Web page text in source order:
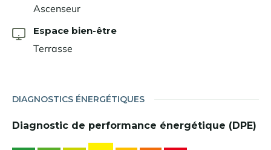
Ascenseur
Espace bien-être
Terrasse
DIAGNOSTICS ÉNERGÉTIQUES
Diagnostic de performance énergétique (DPE)